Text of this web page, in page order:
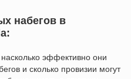
набегов в
эффективно они
и сколько провизии могут